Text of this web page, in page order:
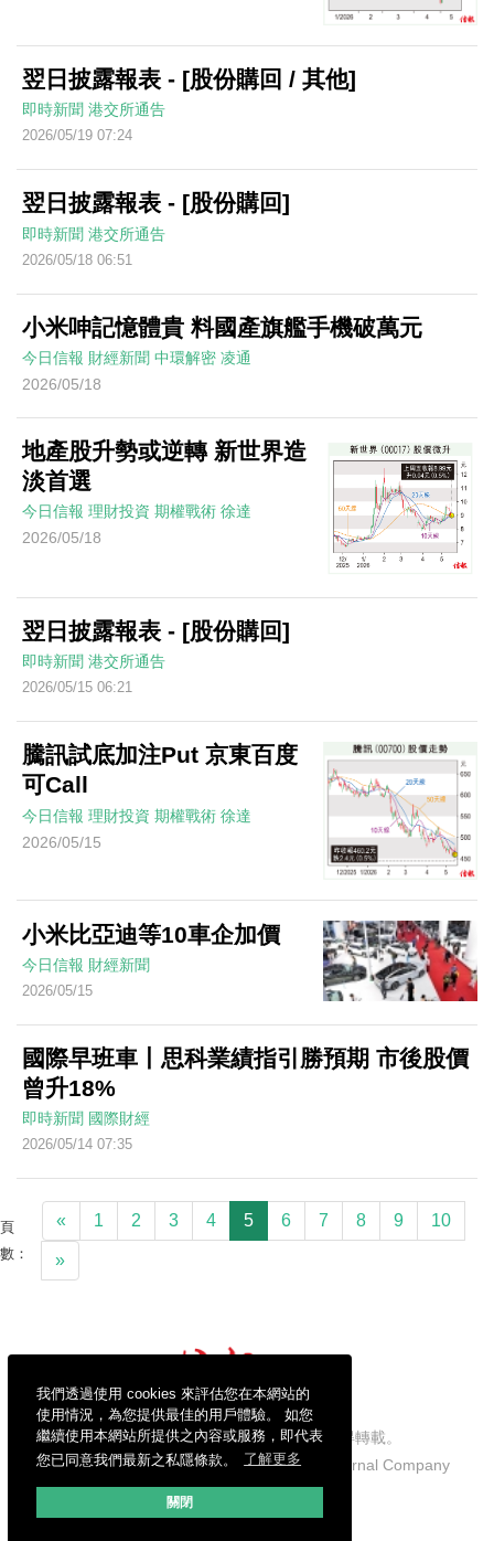
我們透過使用 cookies 來評估您在本網站的
使用情況，為您提供最佳的用戶體驗。 如您
繼續使用本網站所提供之內容或服務，即代表
您已同意我們最新之私隱條款。
了解更多
關閉
翌日披露報表 - [股份購回 / 其他]
即時新聞 港交所通告
2026/05/19 07:24
翌日披露報表 - [股份購回]
即時新聞 港交所通告
2026/05/18 06:51
小米呻記憶體貴 料國產旗艦手機破萬元
今日信報 財經新聞 中環解密 凌通
2026/05/18
地產股升勢或逆轉 新世界造
淡首選
今日信報 理財投資 期權戰術 徐達
2026/05/18
翌日披露報表 - [股份購回]
即時新聞 港交所通告
2026/05/15 06:21
騰訊試底加注Put 京東百度
可Call
今日信報 理財投資 期權戰術 徐達
2026/05/15
小米比亞迪等10車企加價
今日信報 財經新聞
2026/05/15
國際早班車丨思科業績指引勝預期 市後股價
曾升18%
即時新聞 國際財經
2026/05/14 07:35
頁
數：
« 1 2 3 4 5 6 7 8 9 10
»
信報財經新聞有限公司版權所有，不得轉載。
Copyright © 2026 Hong Kong Economic Journal Company
Limited. All rights reserved.